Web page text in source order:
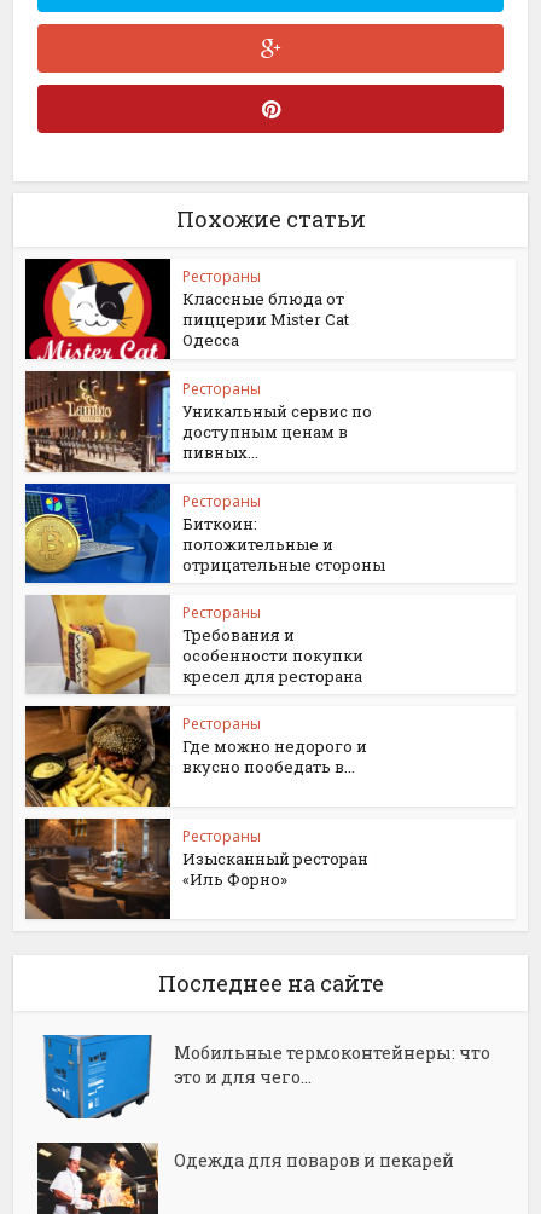
Похожие статьи
Рестораны
Классные блюда от
пиццерии Mister Cat
Одесса
Рестораны
Уникальный сервис по
доступным ценам в
пивных...
Рестораны
Биткоин:
положительные и
отрицательные стороны
Рестораны
Требования и
особенности покупки
кресел для ресторана
Рестораны
Где можно недорого и
вкусно пообедать в...
Рестораны
Изысканный ресторан
«Иль Форно»
Последнее на сайте
Мобильные термоконтейнеры: что
это и для чего...
Одежда для поваров и пекарей